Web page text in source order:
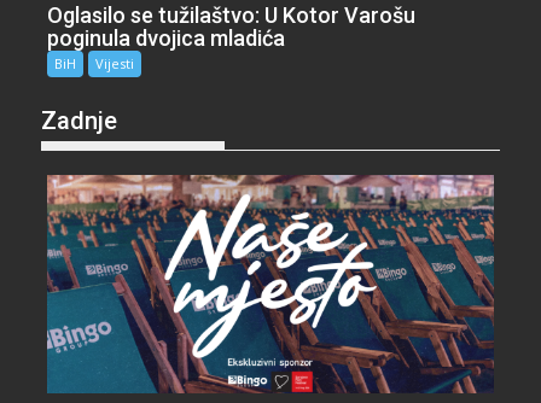
Oglasilo se tužilaštvo: U Kotor Varošu
poginula dvojica mladića
BiH Vijesti
Zadnje